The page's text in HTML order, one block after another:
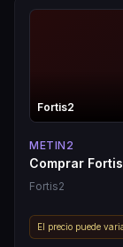
Fortis2
METIN2
Comprar
Fortis2
El precio puede